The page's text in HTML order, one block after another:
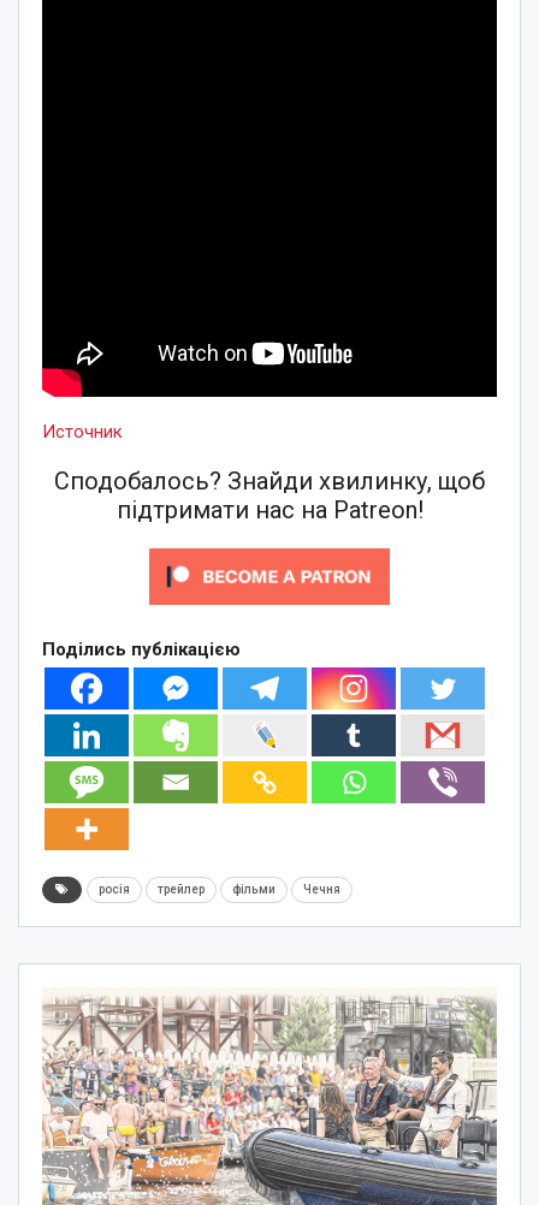
Источник
Сподобалось? Знайди хвилинку, щоб
підтримати нас на Patreon!
Поділись публікацією
росія трейлер фільми Чечня